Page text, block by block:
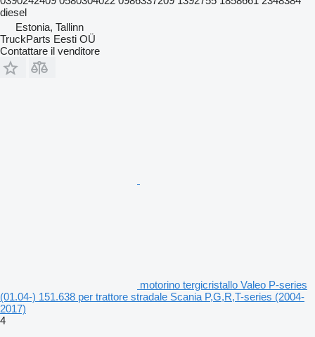
diesel
Estonia, Tallinn
TruckParts Eesti OÜ
Contattare il venditore
motorino tergicristallo Valeo P-series
(01.04-) 151.638 per trattore stradale Scania P,G,R,T-series (2004-
2017)
4